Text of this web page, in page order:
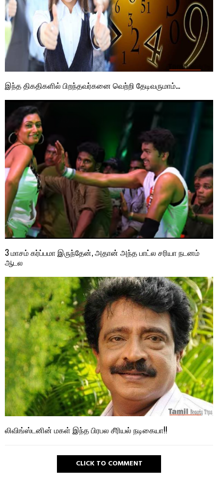
இந்த திகதிகளில் பிறந்தவர்கனை வெற்றி தேடிவருமாம்…
3 மாசம் கர்ப்பமா இருந்தேன், அதான் அந்த பாட்ல சரியா நடனம்
ஆடல
லிவிங்ஸ்டனின் மகள் இந்த பிரபல சீரியல் நடிகையா!!
CLICK TO COMMENT